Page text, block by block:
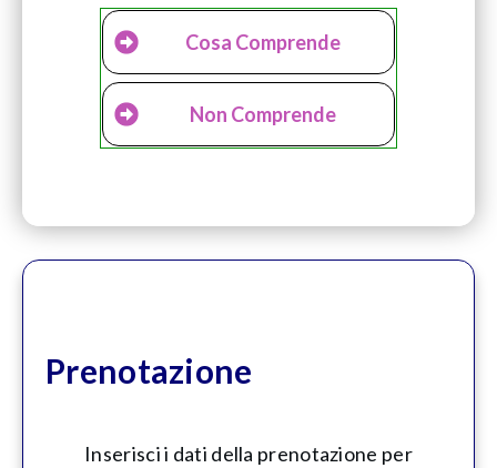
Cosa Comprende
Non Comprende
Prenotazione
Inserisci i dati della prenotazione per